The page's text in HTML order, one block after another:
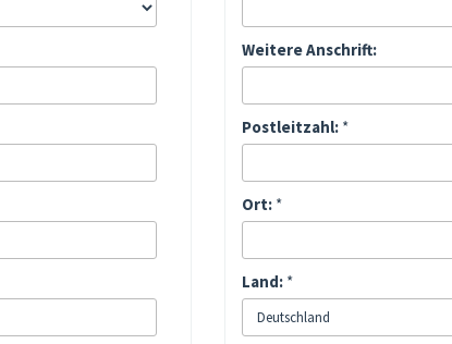
Weitere Anschrift:
Postleitzahl: *
Ort: *
Land: *